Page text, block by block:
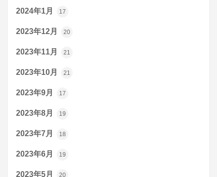
2024年1月 17
2023年12月 20
2023年11月 21
2023年10月 21
2023年9月 17
2023年8月 19
2023年7月 18
2023年6月 19
2023年5月 20